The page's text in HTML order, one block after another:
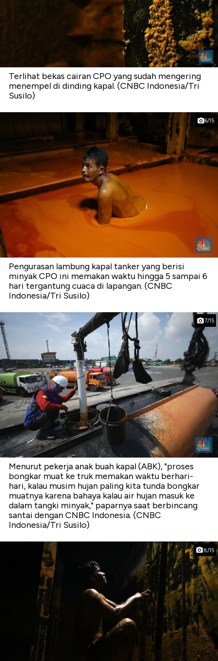
Terlihat bekas cairan CPO yang sudah mengering
menempel di dinding kapal. (CNBC Indonesia/Tri
Susilo)
6/15
Pengurasan lambung kapal tanker yang berisi
minyak CPO ini memakan waktu hingga 5 sampai 6
hari tergantung cuaca di lapangan. (CNBC
Indonesia/Tri Susilo)
7/15
Menurut pekerja anak buah kapal (ABK), "proses
bongkar muat ke truk memakan waktu berhari-
hari, kalau musim hujan paling kita tunda bongkar
muatnya karena bahaya kalau air hujan masuk ke
dalam tangki minyak," paparnya saat berbincang
santai dengan CNBC Indonesia. (CNBC
Indonesia/Tri Susilo)
8/15